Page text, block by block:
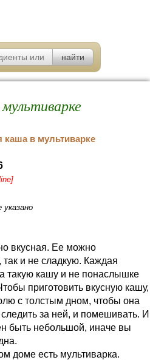
указано
вкусная. Ее можно
так и не сладкую. Каждая
такую кашу и не понаслышке
приготовить вкусную кашу,
с толстым дном, чтобы она
за ней, и помешивать. И
быть небольшой, иначе вы
доме есть мультиварка.